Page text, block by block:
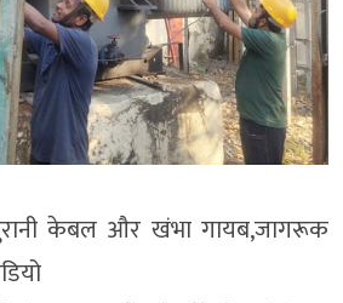
केबल और खंभा गायब,जागरूक